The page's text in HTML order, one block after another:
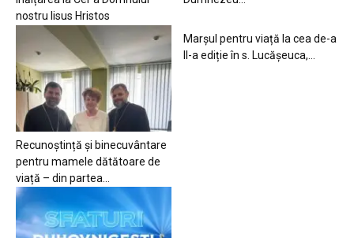
nostru Iisus Hristos
Recunoștință și binecuvântare
pentru mamele dătătoare de
viață – din partea...
Marșul pentru viață la cea de-a
II-a ediție în s. Lucășeuca,...